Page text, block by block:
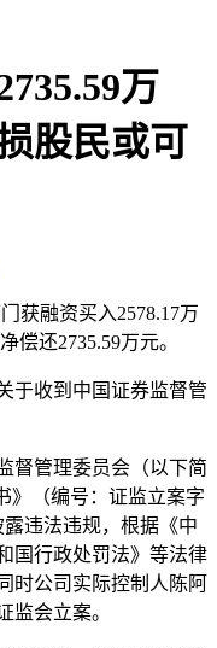
万
股民或可
获融资买入2578.17万
偿还2735.59万元。
于收到中国证券监督管
督管理委员会（以下简
》（编号：证监立案字
露违法违规，根据《中
国行政处罚法》等法律
时公司实际控制人陈阿
监会立案。